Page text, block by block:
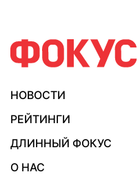
НОВОСТИ
РЕЙТИНГИ
ДЛИННЫЙ ФОКУС
О НАС